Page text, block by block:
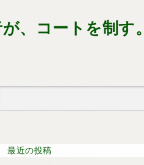
、コートを制す。
最近の投稿